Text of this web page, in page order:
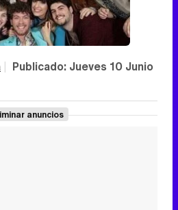
| Publicado: Jueves 10 Junio
anuncios